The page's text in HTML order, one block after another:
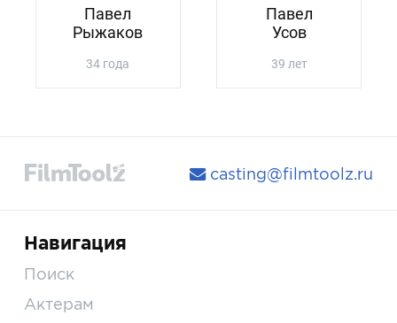
Павел
Рыжаков
34 года
Павел
Усов
39 лет
casting@filmtoolz.ru
Навигация
Поиск
Актерам